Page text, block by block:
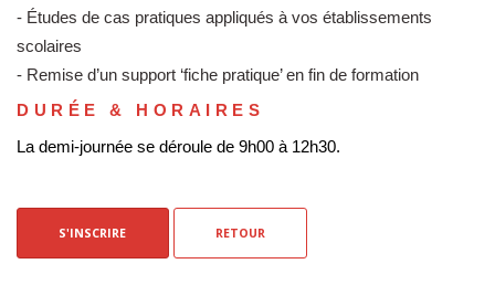
- Études de cas pratiques appliqués à vos établissements
scolaires
- Remise d’un support ‘fiche pratique’ en fin de formation
DURÉE & HORAIRES
La demi-journée se déroule de 9h00 à 12h30.
S'INSCRIRE RETOUR